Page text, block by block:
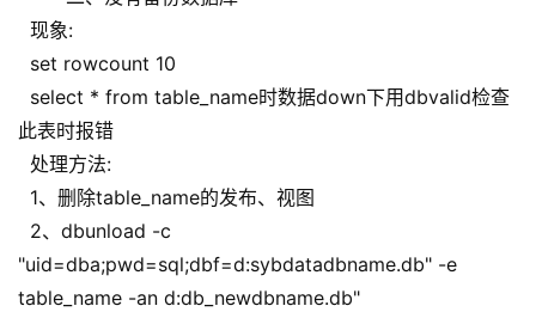
现象:
set rowcount 10
select * from table_name时数据down下用dbvalid检查
此表时报错
处理方法:
1、删除table_name的发布、视图
2、dbunload -c
"uid=dba;pwd=sql;dbf=d:sybdatadbname.db" -e
table_name -an d:db_newdbname.db"